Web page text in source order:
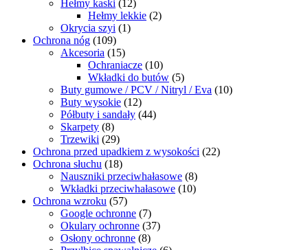
Hełmy kaski (12)
Hełmy lekkie (2)
Okrycia szyi (1)
Ochrona nóg (109)
Akcesoria (15)
Ochraniacze (10)
Wkładki do butów (5)
Buty gumowe / PCV / Nitryl / Eva (10)
Buty wysokie (12)
Półbuty i sandały (44)
Skarpety (8)
Trzewiki (29)
Ochrona przed upadkiem z wysokości (22)
Ochrona słuchu (18)
Nauszniki przeciwhałasowe (8)
Wkładki przeciwhałasowe (10)
Ochrona wzroku (57)
Google ochronne (7)
Okulary ochronne (37)
Osłony ochronne (8)